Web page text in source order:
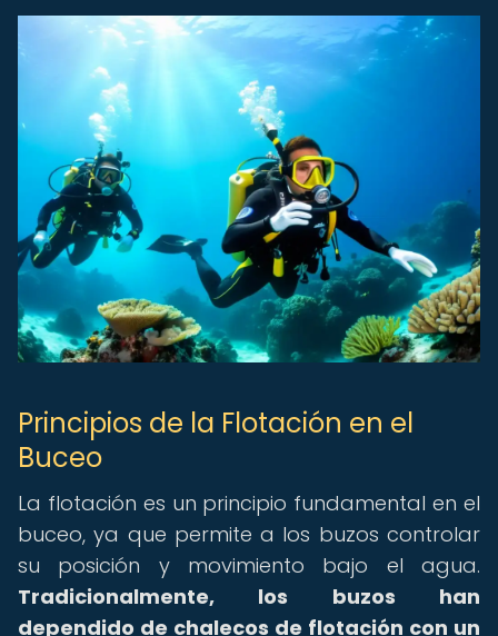
Principios de la Flotación en el
Buceo
La flotación es un principio fundamental en el
buceo, ya que permite a los buzos controlar
su posición y movimiento bajo el agua.
Tradicionalmente, los buzos han
dependido de chalecos de flotación con un